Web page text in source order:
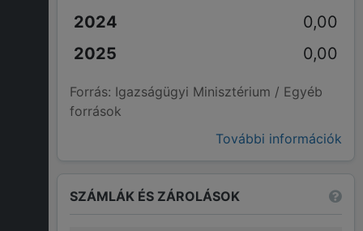
0,00
0,00
Forrás: Igazságügyi Minisztérium / Egyéb
források
További információk
SZÁMLÁK ÉS ZÁROLÁSOK